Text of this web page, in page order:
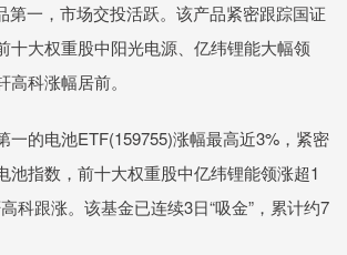
第一，市场交投活跃。该产品紧密跟踪国证
十大权重股中阳光电源、亿纬锂能大幅领
科涨幅居前。
的电池ETF(159755)涨幅最高近3%，紧密
池指数，前十大权重股中亿纬锂能领涨超1
科跟涨。该基金已连续3日“吸金”，累计约7